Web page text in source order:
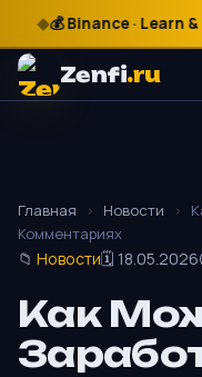
₽
$
€
💰 Binance · Learn &
Zenfi.ru
Главная › Новости ›
Комментариях
📁 Новости🗓 18.05.2026
Как